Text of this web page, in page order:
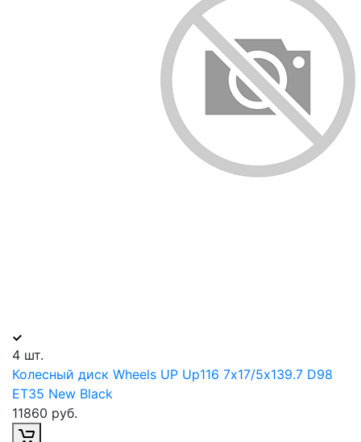
4 шт.
Колесный диск Wheels UP Up116 7х17/5х139.7 D98
ET35 New Black
11860 руб.